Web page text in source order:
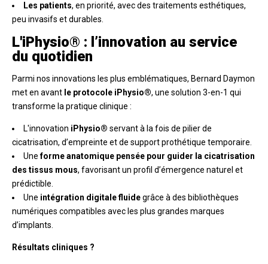
Les patients, en priorité, avec des traitements esthétiques,
peu invasifs et durables.
L'iPhysio® : l’innovation au service
du quotidien
Parmi nos innovations les plus emblématiques, Bernard Daymon
met en avant le protocole iPhysio®, une solution 3-en-1 qui
transforme la pratique clinique :
L'innovation iPhysio® servant à la fois de pilier de
cicatrisation, d’empreinte et de support prothétique temporaire.
Uneforme anatomique pensée pour guider la cicatrisation
des tissus mous, favorisant un profil d’émergence naturel et
prédictible.
Une intégration digitale fluidegrâce à des bibliothèques
numériques compatibles avec les plus grandes marques
d’implants.
Résultats cliniques ?